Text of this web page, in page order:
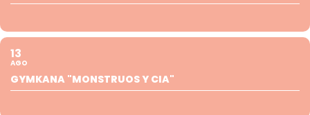
13
AGO
GYMKANA "MONSTRUOS Y CIA"